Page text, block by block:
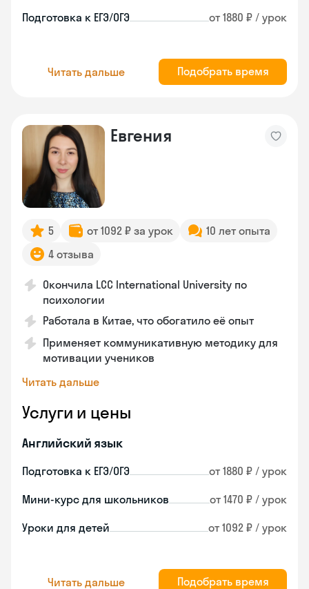
Подготовка к ЕГЭ/ОГЭ от 1880 ₽ / урок
Читать дальше Подобрать время
Евгения
5 от 1092 ₽ за урок
10 лет опыта
4 отзыва
Окончила LCC International University по
психологии
Работала в Китае, что обогатило её опыт
Применяет коммуникативную методику для
мотивации учеников
Читать дальше
Услуги и цены
Английский язык
Подготовка к ЕГЭ/ОГЭ от 1880 ₽ / урок
Мини-курс для школьников от 1470 ₽ / урок
Уроки для детей от 1092 ₽ / урок
Читать дальше Подобрать время